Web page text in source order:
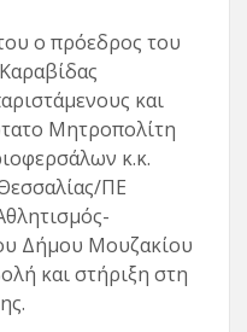
ο πρόεδρος του
και
Μητροπολίτη
κ.κ.
ΠΕ
Δήμου Μουζακίου
και στήριξη στη